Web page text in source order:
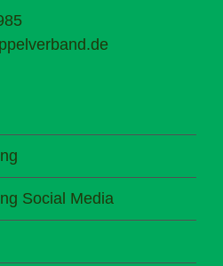
Social Media